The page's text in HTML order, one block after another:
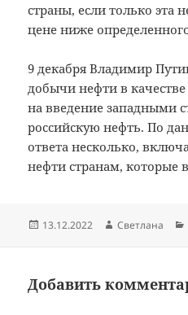
страны, если только эта
цене ниже
9 декабря Владимир
добычи нефти в
на введение западными
российскую нефть. По
ответа несколько,
нефти странам, которые
Опубликовано
13.12.2022 Автор
Светлана
Добавить